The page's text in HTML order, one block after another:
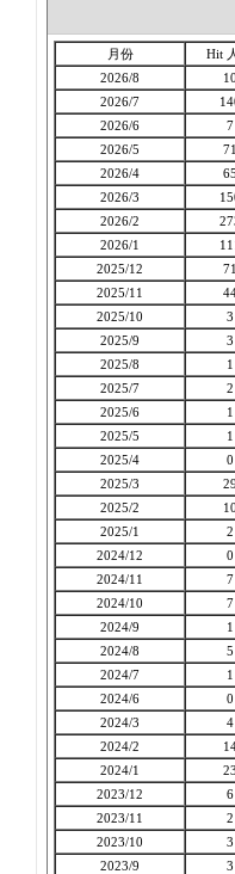
月份
Hit
2026/8
10
2026/7
2026/6
7
2026/5
71
2026/4
65
2026/3
2026/2
2026/1
2025/12
71
2025/11
2025/10
3
2025/9
3
2025/8
1
2025/7
2
2025/6
1
2025/5
1
2025/4
0
2025/3
29
2025/2
10
2025/1
2
2024/12
0
2024/11
7
2024/10
7
2024/9
1
2024/8
5
2024/7
1
2024/6
0
2024/3
4
2024/2
2024/1
23
2023/12
6
2023/11
2
2023/10
3
2023/9
3